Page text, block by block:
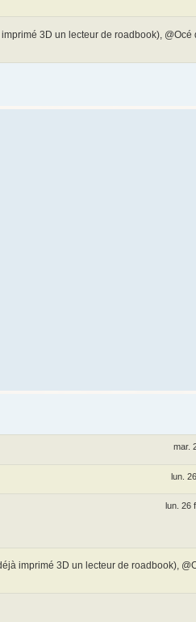
3D un lecteur de roadbook), @Océ
mar.
lun.
lun. 26
imprimé 3D un lecteur de roadbook),